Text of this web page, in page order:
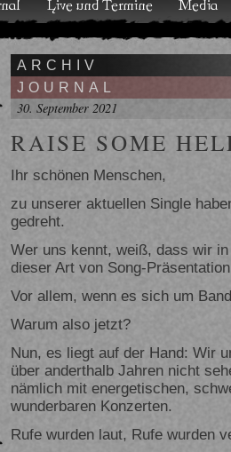
Media Shop Band Discografie
ARCHIV
JOURNAL
30. September 2021
RAISE SOME
Ihr schönen Menschen,
zu unserer aktuellen Single
gedreht.
Wer uns kennt, weiß, dass wir
dieser Art von Song-
Vor allem, wenn es sich um
Warum also jetzt?
Nun, es liegt auf der Hand: Wir
über anderthalb Jahren nicht
nämlich mit energetischen,
wunderbaren Konzerten.
Rufe wurden laut, Rufe wurden